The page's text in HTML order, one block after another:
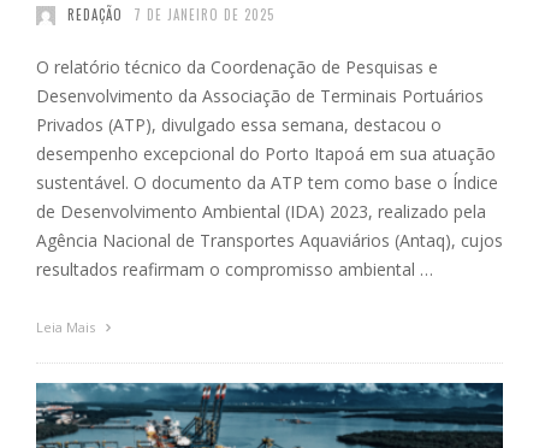
REDAÇÃO 7 DE JANEIRO DE 2025
O relatório técnico da Coordenação de Pesquisas e
Desenvolvimento da Associação de Terminais Portuários
Privados (ATP), divulgado essa semana, destacou o
desempenho excepcional do Porto Itapoá em sua atuação
sustentável. O documento da ATP tem como base o Índice
de Desenvolvimento Ambiental (IDA) 2023, realizado pela
Agência Nacional de Transportes Aquaviários (Antaq), cujos
resultados reafirmam o compromisso ambiental …
Leia Mais